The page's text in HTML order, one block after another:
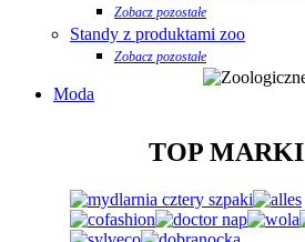
Zobacz pozostałe
Standy z produktami zoo
Zobacz pozostałe
Moda
TOP MARKI